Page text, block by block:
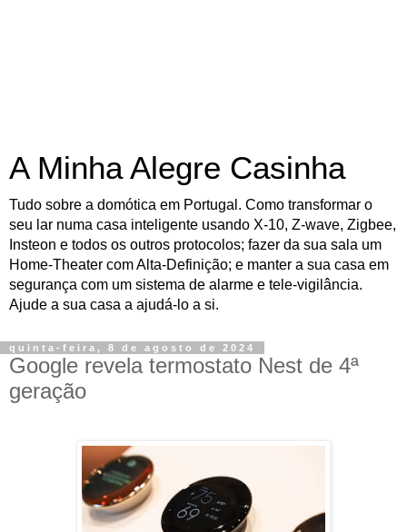
A Minha Alegre Casinha
Tudo sobre a domótica em Portugal. Como transformar o
seu lar numa casa inteligente usando X-10, Z-wave, Zigbee,
Insteon e todos os outros protocolos; fazer da sua sala um
Home-Theater com Alta-Definição; e manter a sua casa em
segurança com um sistema de alarme e tele-vigilância.
Ajude a sua casa a ajudá-lo a si.
quinta-feira, 8 de agosto de 2024
Google revela termostato Nest de 4ª
geração